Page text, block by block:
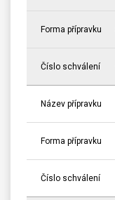
Forma přípravku
Číslo schválení
Název přípravku
Forma přípravku
Číslo schválení